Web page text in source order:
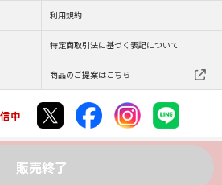
販売終了
利用規約
特定商取引法に基づく表記について
商品のご提案はこちら
中